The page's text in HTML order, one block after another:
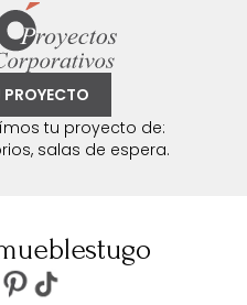
PROYECTO
tu proyecto de:
salas de espera.